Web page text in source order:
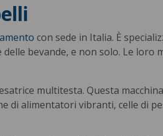
con sede in Italia. È
delle bevande, e non solo. Le loro
multitesta. Questa
di alimentatori vibranti, celle di